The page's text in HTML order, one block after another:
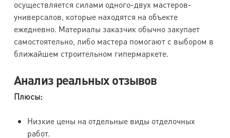
осуществляется силами одного-двух мастеров-
универсалов, которые находятся на объекте
ежедневно. Материалы заказчик обычно закупает
самостоятельно, либо мастера помогают с выбором в
ближайшем строительном гипермаркете.
Анализ реальных отзывов
Плюсы:
Низкие цены на отдельные виды отделочных
работ.